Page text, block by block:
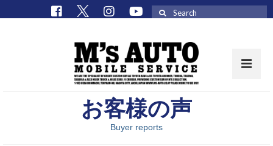
取扱車種一覧お客様の声
Buyer reports